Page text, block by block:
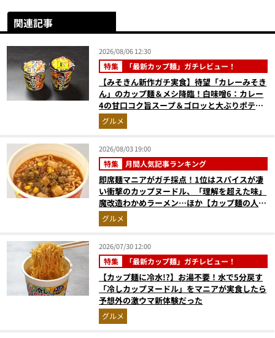
関連記事
2026/08/06 12:30
特集 「最新カップ麺」ガチレビュー！
【みそきん新作ガチ実食】待望「カレーみそき
ん」のカップ麺＆メシ降臨！白味噌6：カレー
4の甘口コク旨スープ＆ゴロッと大ぶりポテト
に歓喜
グルメ
2026/08/03 19:00
特集 月間人気記事ランキング
即席麺マニアがガチ採点！1位はスパイスが凄
い衝撃のカップヌードル、「理解を超えた味」
魔改造わかめラーメン…ほか【カップ麺の人気
記事ランキングベスト3】（2026年6月版）
グルメ
2026/07/30 12:00
特集 「最新カップ麺」ガチレビュー！
【カップ麺に冷水!?】お湯不要！水で5分戻す
「冷しカップヌードル」をマニアが実食したら
予想外の激ウマ新体験だった
グルメ